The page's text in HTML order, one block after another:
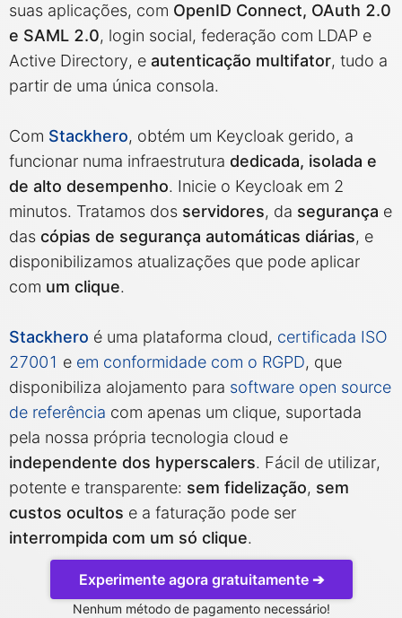
Matomo
Mattermost
Meilisearch
Memcached
Mercure-Hub
Mosquitto
MySQL
Nextcloud
NocoDB
Node-RED
suas aplicações, com OpenID Connect, OAuth 2.0
e SAML 2.0, login social, federação com LDAP e
Active Directory, e autenticação multifator, tudo a
partir de uma única consola.
Com Stackhero, obtém um Keycloak gerido, a
funcionar numa infraestrutura dedicada, isolada e
de alto desempenho. Inicie o Keycloak em 2
minutos. Tratamos dos servidores, da segurança e
das cópias de segurança automáticas diárias, e
disponibilizamos atualizações que pode aplicar
com um clique.
Stackhero é uma plataforma cloud, certificada ISO
27001 e em conformidade com o RGPD, que
disponibiliza alojamento para software open source
de referência com apenas um clique, suportada
pela nossa própria tecnologia cloud e
independente dos hyperscalers. Fácil de utilizar,
potente e transparente: sem fidelização, sem
custos ocultos e a faturação pode ser
interrompida com um só clique.
Experimente agora gratuitamente ➔
Nenhum método de pagamento necessário!